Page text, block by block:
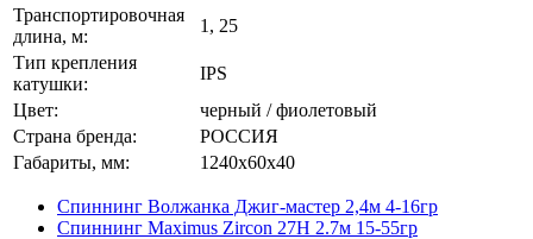
Транспортировочная
длина, м:
1, 25
Тип крепления
катушки:
IPS
Цвет:
черный / фиолетовый
Страна бренда:
РОССИЯ
Габариты, мм:
1240x60x40
Спиннинг Волжанка Джиг-мастер 2,4м 4-16гр
Спиннинг Maximus Zircon 27H 2.7м 15-55гр